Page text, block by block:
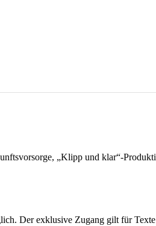
„Klipp und klar“-
Der exklusive Zugang gilt für